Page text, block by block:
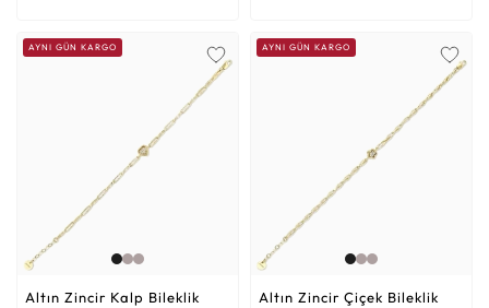
AYNI GÜN KARGO
Altın Zincir Kalp Bileklik
AYNI GÜN KARGO
Altın Zincir Çiçek Bileklik